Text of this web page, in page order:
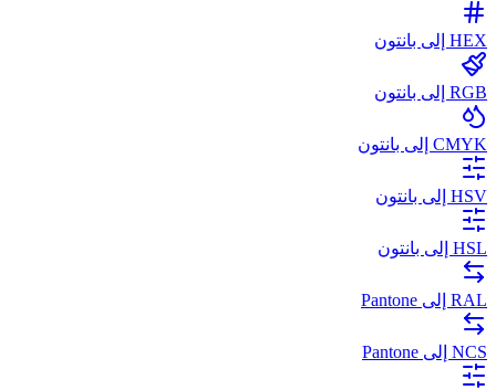
HEX إلى بانتون
RGB إلى بانتون
CMYK إلى بانتون
HSV إلى بانتون
HSL إلى بانتون
RAL إلى Pantone
NCS إلى Pantone